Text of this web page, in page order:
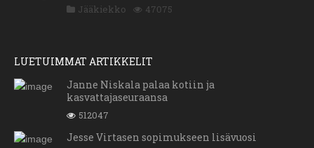
Jääkiekko 47075
LUETUIMMAT ARTIKKELIT
Janne Niskala palaa kotiin ja
kasvattajaseuraansa
512047
Jesse Virtasen sopimukseen lisävuosi